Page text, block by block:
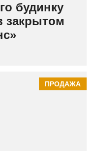
будинку
закрытом
ПРОДАЖА